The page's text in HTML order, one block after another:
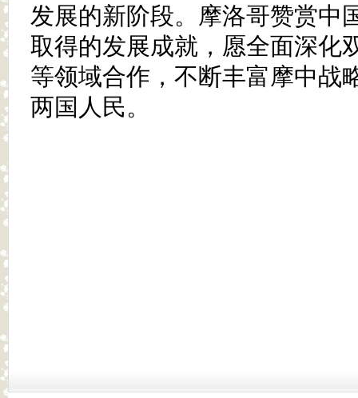
发展的新阶段。摩洛哥赞赏中
取得的发展成就，愿全面深化
等领域合作，不断丰富摩中战
两国人民。